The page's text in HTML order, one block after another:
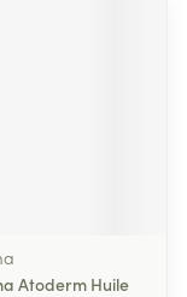
Atoderm Huile